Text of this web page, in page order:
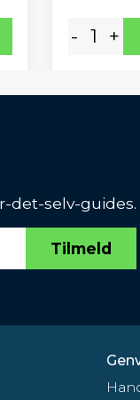
- +
det-selv-guides.
Tilmeld